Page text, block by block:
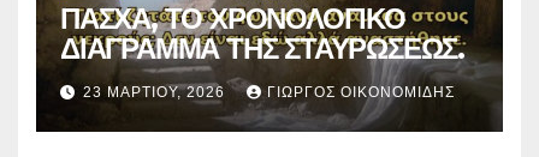
ΠΑΣΧΑ, ΤΟ ΧΡΟΝΟΛΟΓΙΚΟ
ΔΙΑΓΡΑΜΜΑ ΤΗΣ ΣΤΑΥΡΩΣΕΩΣ.
23 ΜΑΡΤΊΟΥ, 2026 ΓΙΏΡΓΟΣ ΟΙΚΟΝΟΜΊΔΗΣ